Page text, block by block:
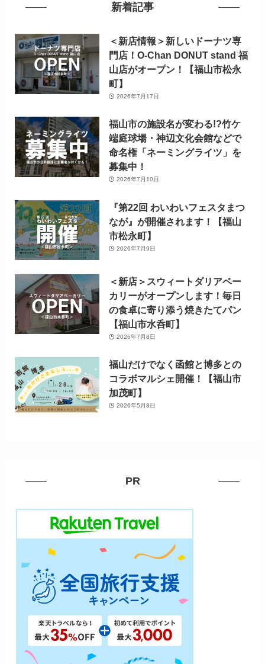
新着記事
＜新店情報＞新しいドーナツ専
門店！O-Chan DONUT stand 福
山店がオープン！【福山市松永
町】
2026年7月17日
福山市の施設名が変わる!?竹ケ
端庭球場・神辺文化会館などで
命名権「ネーミングライツ」を
募集中！
2026年7月10日
『第22回 わいわいフェスタまつ
なが』が開催されます！【福山
市松永町】
2026年7月9日
＜新店＞スウィートダリアベー
カリーがオープンします！毎日
の食卓に寄り添う焼きたてパン
【福山市水呑町】
2026年7月8日
福山だけでなく函館と博多との
コラボマルシェ開催！【福山市
加茂町】
2026年5月8日
PR